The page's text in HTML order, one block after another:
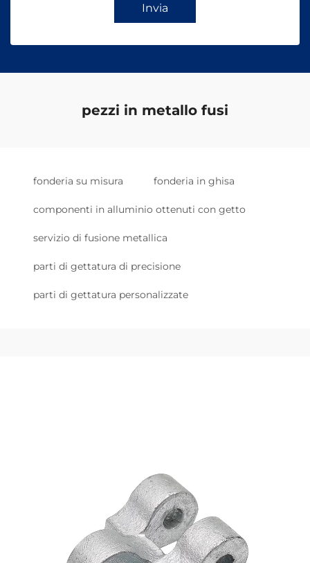
Invia
pezzi in metallo fusi
fonderia su misura fonderia in ghisa
componenti in alluminio ottenuti con getto
servizio di fusione metallica
parti di gettatura di precisione
parti di gettatura personalizzate